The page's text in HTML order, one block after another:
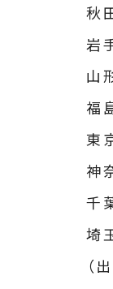
秋
岩
山
福
東
神
千
埼
（